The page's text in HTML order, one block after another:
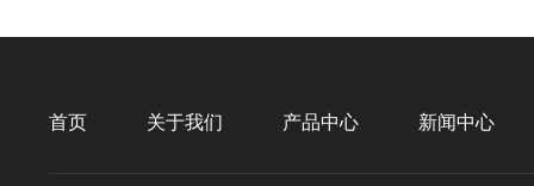
首页 关于我们 产品中心 新闻中心